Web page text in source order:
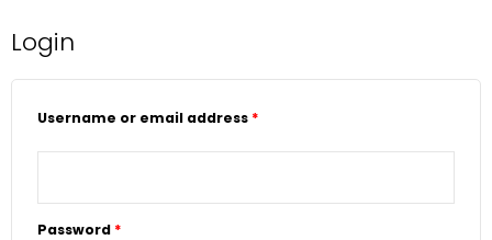
Login
Username or email address *
Password *